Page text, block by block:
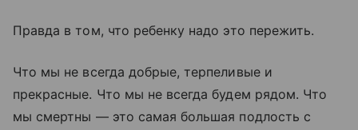
Правда в том, что ребенку надо это пережить.
Что мы не всегда добрые, терпеливые и
прекрасные. Что мы не всегда будем рядом. Что
мы смертны — это самая большая подлость с